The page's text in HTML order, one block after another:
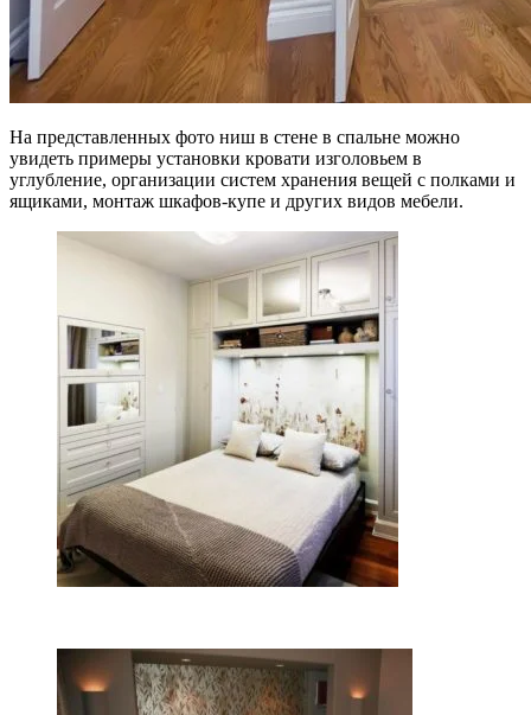
На представленных фото ниш в стене в спальне можно
увидеть примеры установки кровати изголовьем в
углубление, организации систем хранения вещей с полками и
ящиками, монтаж шкафов-купе и других видов мебели.